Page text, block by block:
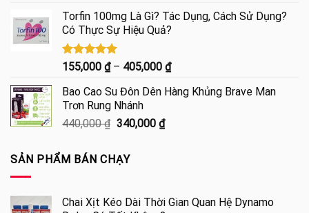
là:
470,000 ₫.
tại
là:
Torfin 100mg Là Gì? Tác Dụng, Cách Sử Dụng?
Có Thực Sự Hiệu Quả?
Được xếp
5.00
5 sao
155,000 ₫ – 405,000 ₫Khoảng
từ
Bao Cao Su Đôn Dên Hàng Khủng Brave Man
Trơn Rung Nhánh
440,000₫ Giá
là:
440,000 ₫.
340,000 ₫Giá
SẢN PHẨM BÁN CHẠY
Chai Xịt Kéo Dài Thời Gian Quan Hệ Dynamo